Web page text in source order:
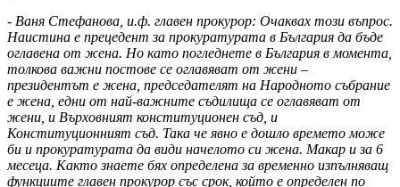
- Ваня Стефанова, и.ф. главен прокурор: Очаквах този въпрос.
Наистина е прецедент за прокуратурата в България да бъде
оглавена от жена. Но като погледнете в България в момента,
толкова важни постове се оглавяват от жени –
президентът е жена, председателят на Народното събрание
е жена, едни от най-важните съдилища се оглавяват от
жени, и Върховният конституционен съд, и
Конституционният съд. Така че явно е дошло времето може
би и прокуратурата да види начелото си жена. Макар и за 6
месеца. Както знаете бях определена за временно изпълняващ
функциите главен прокурор със срок, който е определен по